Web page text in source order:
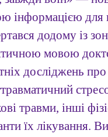
інформацією для
додому із
мовою
досліджень
травми, інші
їх лікування.